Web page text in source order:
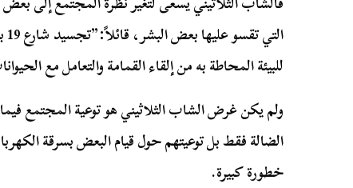
للبيئة المحاطة به من إلقاء القمامة والتعامل مع
ولم يكن غرض الشاب الثلاثيني هو توعية المجتمع فيما
الضالة فقط بل توعيتهم حول قيام البعض بسرقة
خطورة كبيرة.